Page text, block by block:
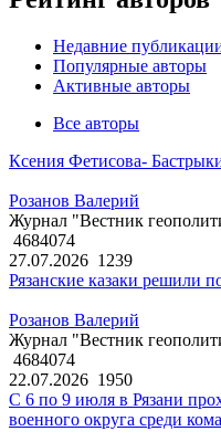
Недавние
Популярные авторы
Активные авторы
Все авторы
Ксения Фетисова-
Розанов Валерий
Журнал "Вестник
4684074
27.07.2026 1239
Рязанские казаки решили
Розанов Валерий
Журнал "Вестник
4684074
22.07.2026 1950
С 6 по 9 июля в Рязани
военного округа среди